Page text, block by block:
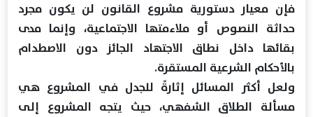
فإن معيار دستورية مشروع القانون لن يكون مجرد
حداثة النصوص أو ملاءمتها الاجتماعية، وإنما مدى
بقائها داخل نطاق الاجتهاد الجائز دون الاصطدام
بالأحكام الشرعية المستقرة.
ولعل أكثر المسائل إثارةً للجدل في المشروع هي
مسألة الطلاق الشفهي، حيث يتجه المشروع إلى